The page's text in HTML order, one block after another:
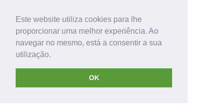
Este website utiliza cookies para lhe
proporcionar uma melhor experiência. Ao
navegar no mesmo, está a consentir a sua
utilização.
OK